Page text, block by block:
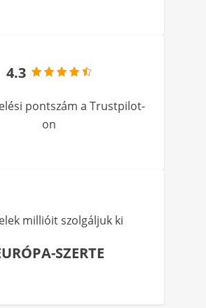
4.3
pontszám a Trustpilot-
on
millióit szolgáljuk ki
SZERTE